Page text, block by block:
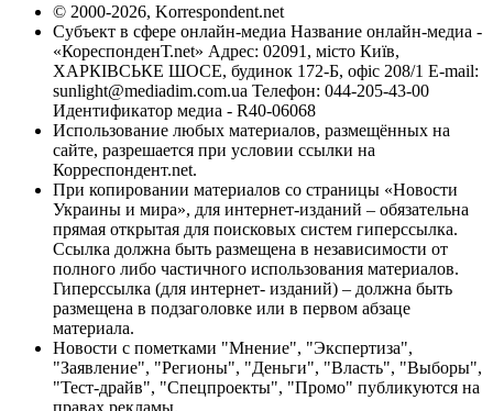
© 2000-2026, Korrespondent.net
Субъект в сфере онлайн-медиа Название онлайн-медиа -
«КореспонденТ.net» Адрес: 02091, місто Київ,
ХАРКІВСЬКЕ ШОСЕ, будинок 172-Б, офіс 208/1 E-mail:
sunlight@mediadim.com.ua Телефон: 044-205-43-00
Идентификатор медиа - R40-06068
Использование любых материалов, размещённых на
сайте, разрешается при условии ссылки на
Корреспондент.net.
При копировании материалов со страницы «Новости
Украины и мира», для интернет-изданий – обязательна
прямая открытая для поисковых систем гиперссылка.
Ссылка должна быть размещена в независимости от
полного либо частичного использования материалов.
Гиперссылка (для интернет- изданий) – должна быть
размещена в подзаголовке или в первом абзаце
материала.
Новости с пометками "Мнение", "Экспертиза",
"Заявление", "Регионы", "Деньги", "Власть", "Выборы",
"Тест-драйв", "Спецпроекты", "Промо" публикуются на
правах рекламы.